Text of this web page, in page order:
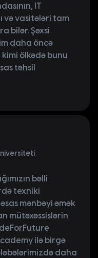
IT
və vasitələri tam
bilər. Şəxsi
daha öncə
kimi ölkədə bunu
təhsil
bəlli
texniki
mənbəyi əmək
mütəxəssislərin
ilə birgə
daha